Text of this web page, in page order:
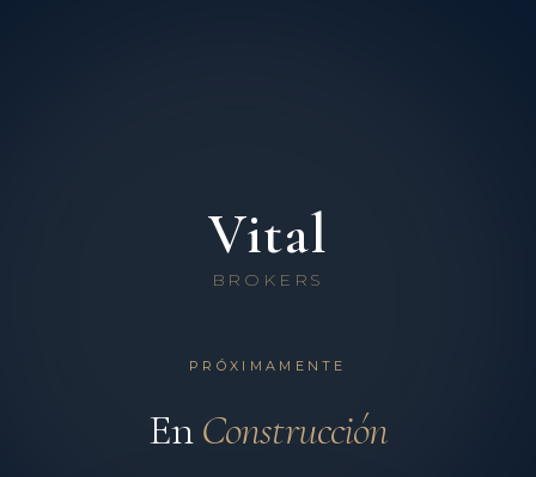
Vital
BROKERS
PRÓXIMAMENTE
EnConstrucción